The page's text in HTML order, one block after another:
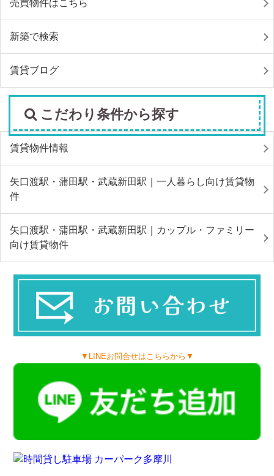
売買物件はこちら
新築で検索
賃貸ブログ
こだわり条件から探す
賃貸物件情報
矢口渡駅・蒲田駅・武蔵新田駅｜一人暮らし向け賃貸物
件
矢口渡駅・蒲田駅・武蔵新田駅｜カップル・ファミリー
向け賃貸物件
▼LINEお問合せはこちらから▼